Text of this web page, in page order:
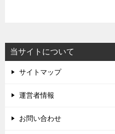
当サイトについて
サイトマップ
運営者情報
お問い合わせ